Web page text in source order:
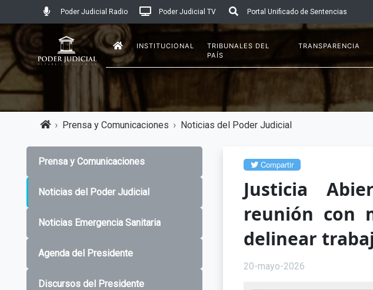
Poder Judicial Radio Poder Judicial TV Portal Unificado de Sentencias
INSTITUCIONAL
TRIBUNALES DEL
PAÍS
TRANSPARENCIA
Prensa y Comunicaciones Noticias del Poder Judicial
Prensa y Comunicaciones
Noticias del Poder Judicial
Noticias Emergencia Sanitaria
Agenda del Presidente
Discursos del Presidente
Compartir
Justicia
reunión con
delinear
20-mayo-2026